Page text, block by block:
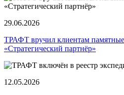
29.06.2026
ТРАФТ вручил клиентам
«Стратегический партнёр»
12.05.2026